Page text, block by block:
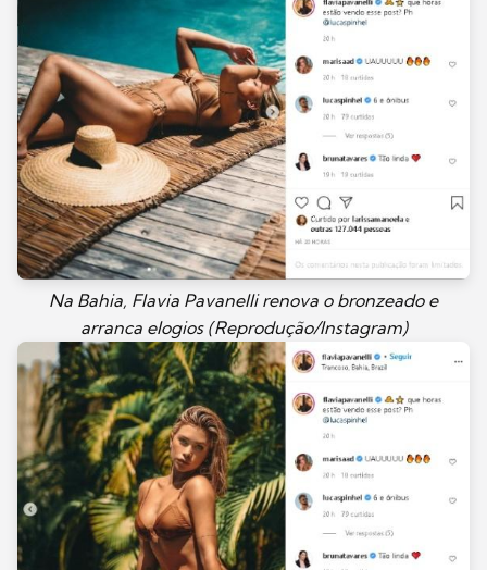
Na Bahia, Flavia Pavanelli renova o bronzeado e
arranca elogios (Reprodução/Instagram)